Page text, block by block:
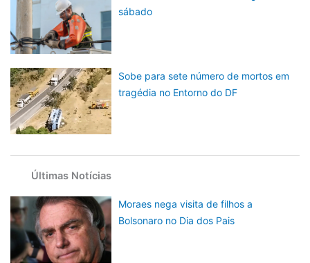
sábado
Sobe para sete número de mortos em
tragédia no Entorno do DF
Últimas Notícias
Moraes nega visita de filhos a
Bolsonaro no Dia dos Pais